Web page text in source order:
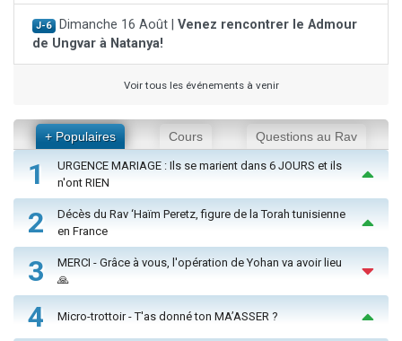
J-6 Dimanche 16 Août | Venez rencontrer le Admour
de Ungvar à Natanya!
Voir tous les événements à venir
+ Populaires Cours Questions au Rav
1
URGENCE MARIAGE : Ils se marient dans 6 JOURS et ils
n'ont RIEN
2
Décès du Rav ‘Haïm Peretz, figure de la Torah tunisienne
en France
3
MERCI - Grâce à vous, l'opération de Yohan va avoir lieu
🙏
4 Micro-trottoir - T'as donné ton MA’ASSER ?